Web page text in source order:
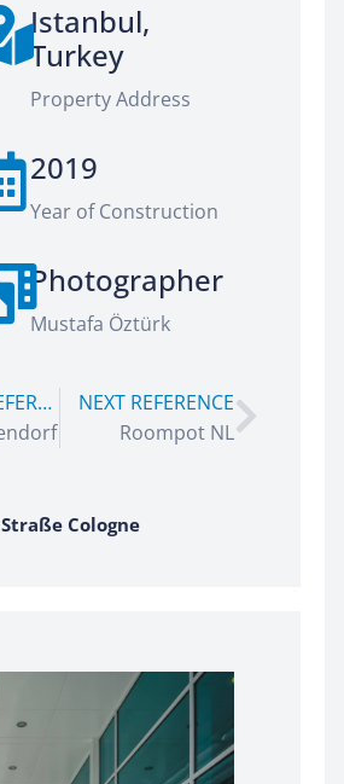
Istanbul,
Turkey
Property Address
2019
Year of Construction
Photographer
Mustafa Öztürk
PREVIOUS REFERENCE
NEXT REFERENCE
Roompot NL
Cologne